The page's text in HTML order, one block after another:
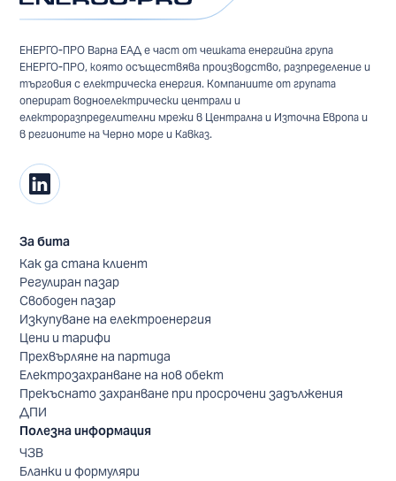
ЕНЕРГО-ПРО Варна ЕАД е част от чешката енергийна група
ЕНЕРГО-ПРО, която осъществява производство, разпределение и
търговия с електрическа енергия. Компаниите от групата
оперират водноелектрически централи и
електроразпределителни мрежи в Централна и Източна Европа и
в регионите на Черно море и Кавказ.
За бита
Как да стана клиент
Регулиран пазар
Свободен пазар
Изкупуване на електроенергия
Цени и тарифи
Прехвърляне на партида
Електрозахранване на нов обект
Прекъснато захранване при просрочени задължения
ДПИ
Полезна информация
ЧЗВ
Бланки и формуляри